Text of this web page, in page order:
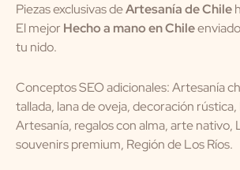
Piezas exclusivas deArtesanía de Chile
El mejorHecho a mano en Chile
tu nido.
Conceptos SEO adicionales: Artesanía
tallada, lana de oveja, decoración rústica,
Artesanía, regalos con alma, arte nativo,
souvenirs premium, Región de Los Ríos.